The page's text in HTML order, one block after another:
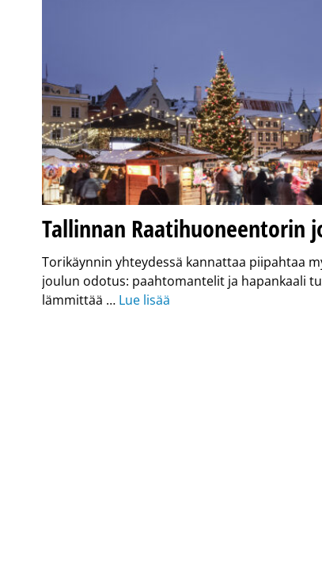
Tallinnan Raatihuoneentorin
Torikäynnin yhteydessä kannattaa piipahtaa
joulun odotus: paahtomantelit ja hapankaali
lämmittää … Lue lisää